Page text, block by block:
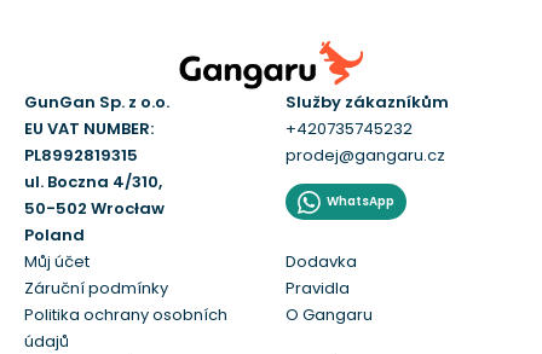
GunGan Sp. z o.o.
EU VAT NUMBER:
PL8992819315
ul. Boczna 4/310,
50-502 Wrocław
Poland
Služby zákazníkům
+420735745232
prodej@gangaru.cz
WhatsApp
Můj účet
Dodavka
Záruční podmínky
Pravidla
Politika ochrany osobních
údajů
O Gangaru